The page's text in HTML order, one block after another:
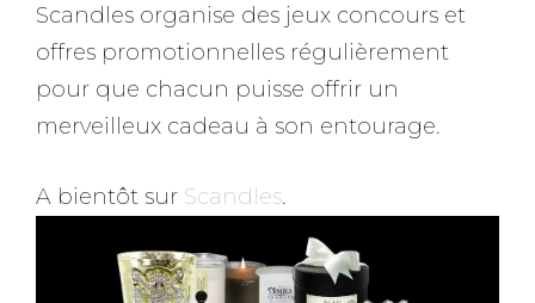
Scandles organise des jeux concours et
offres promotionnelles régulièrement
pour que chacun puisse offrir un
merveilleux cadeau à son entourage.
A bientôt sur Scandles.